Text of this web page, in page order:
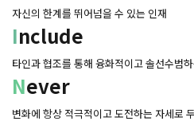
자신의 한계를 뛰어넘을 수 있는 인재
Include
타인과 협조를 통해 융화적이고 솔선수범
Never
변화에 항상 적극적이고 도전하는 자세로